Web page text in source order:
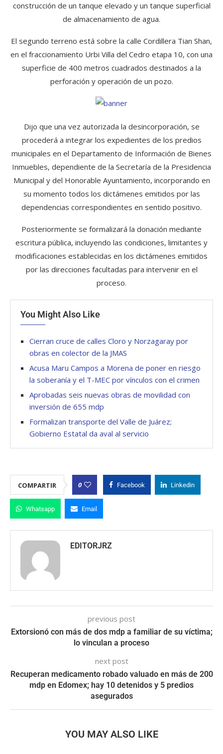
construcción de un tanque elevado y un tanque superficial
de almacenamiento de agua.
El segundo terreno está sobre la calle Cordillera Tian Shan,
en el fraccionamiento Urbi Villa del Cedro etapa 10, con una
superficie de 400 metros cuadrados destinados a la
perforación y operación de un pozo.
Dijo que una vez autorizada la desincorporación, se
procederá a integrar los expedientes de los predios
municipales en el Departamento de Información de Bienes
Inmuebles, dependiente de la Secretaría de la Presidencia
Municipal y del Honorable Ayuntamiento, incorporando en
su momento todos los dictámenes emitidos por las
dependencias correspondientes en sentido positivo.
Posteriormente se formalizará la donación mediante
escritura pública, incluyendo las condiciones, limitantes y
modificaciones establecidas en los dictámenes emitidos
por las direcciones facultadas para intervenir en el
proceso.
You Might Also Like
Cierran cruce de calles Cloro y Norzagaray por
obras en colector de la JMAS
Acusa Maru Campos a Morena de poner en riesgo
la soberanía y el T-MEC por vínculos con el crimen
Aprobadas seis nuevas obras de movilidad con
inversión de 655 mdp
Formalizan transporte del Valle de Juárez;
Gobierno Estatal da aval al servicio
COMPARTIR 0 Facebook Linkedin
Whatsapp Email
EDITORJRZ
previous post
Extorsionó con más de dos mdp a familiar de su víctima;
lo vinculan a proceso
next post
Recuperan medicamento robado valuado en más de 200
mdp en Edomex; hay 10 detenidos y 5 predios
asegurados
YOU MAY ALSO LIKE